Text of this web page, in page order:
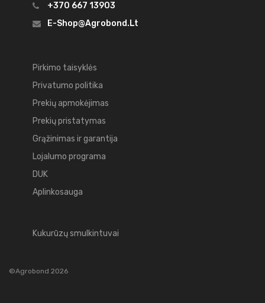
+370 667 13903
E-Shop@agrobond.lt
Pirkimo taisyklės
Privatumo politika
Prekių apmokėjimas
Prekių pristatymas
Grąžinimas ir garantija
Lojalumo programa
DUK
Aplinkosauga
Kukurūzų smulkintuvai
©Agrobond 2026